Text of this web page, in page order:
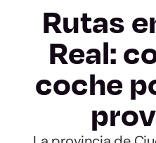
Rutas
Real:
coche